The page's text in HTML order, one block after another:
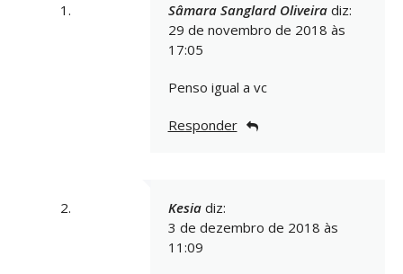
Sâmara Sanglard Oliveira diz:
29 de novembro de 2018 às
17:05
Penso igual a vc
Responder
Kesia diz:
3 de dezembro de 2018 às
11:09